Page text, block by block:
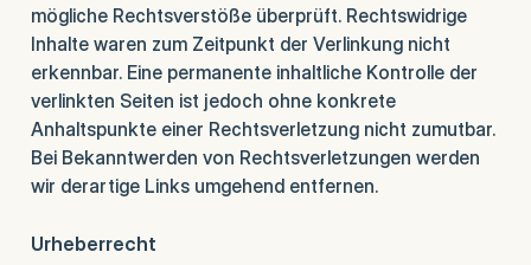
mögliche Rechtsverstöße überprüft. Rechtswidrige
Inhalte waren zum Zeitpunkt der Verlinkung nicht
erkennbar. Eine permanente inhaltliche Kontrolle der
verlinkten Seiten ist jedoch ohne konkrete
Anhaltspunkte einer Rechtsverletzung nicht zumutbar.
Bei Bekanntwerden von Rechtsverletzungen werden
wir derartige Links umgehend entfernen.
Urheberrecht